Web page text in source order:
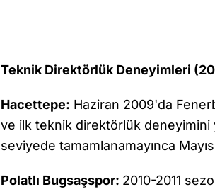
Teknik Direktörlük Deneyimleri
Hacettepe: Haziran 2009'da
ve ilk teknik direktörlük deneyimini
seviyede tamamlanamayınca
Polatlı Bugsaşspor: 2010-2011